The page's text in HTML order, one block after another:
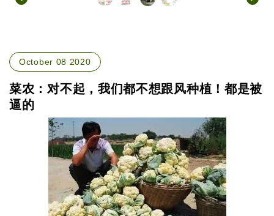
October 08 2020
菜农：对不起，我们都不想跟风种植！都是被
逼的